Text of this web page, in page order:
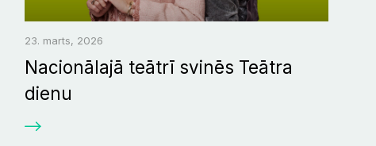
23. marts, 2026
Nacionālajā teātrī svinēs Teātra
dienu